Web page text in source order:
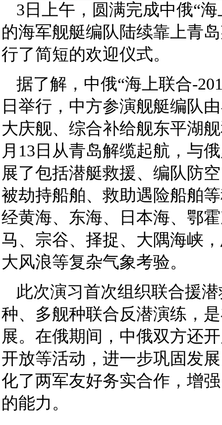
3日上午，圆满完成中俄“
的海军舰艇编队陆续靠上青
行了简短的欢迎仪式。
据了解，中俄“海上联合-
日举行，中方参演舰艇编队
大庆舰、综合补给舰东平湖
月13日从青岛解缆起航，与
展了包括潜艇救援、编队防
被劫持船舶、救助遇险船舶
经黄海、东海、日本海、鄂
马、宗谷、择捉、大隅海峡
大风浪等复杂气象考验。
此次演习首次组织联合援
种、多舰种联合反潜演练，
展。在俄期间，中俄双方还
开放等活动，进一步巩固发
化了两军友好务实合作，增
的能力。